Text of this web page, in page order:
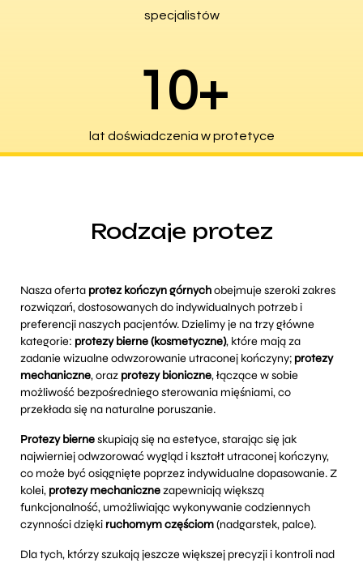
specjalistów
lat doświadczenia w protetyce
10+
Rodzaje protez
Nasza oferta protez kończyn górnychobejmuje szeroki zakres
rozwiązań, dostosowanych do indywidualnych potrzeb i
preferencji naszych pacjentów. Dzielimy je na trzy główne
kategorie: protezy bierne (kosmetyczne), które mają za
zadanie wizualne odwzorowanie utraconej kończyny; protezy
mechaniczne,oraz protezy bioniczne, łączące w sobie
możliwość bezpośredniego sterowania mięśniami, co
przekłada się na naturalne poruszanie.
Protezy bierneskupiają się na estetyce, starając się jak
najwierniej odwzorować wygląd i kształt utraconej kończyny,
co może być osiągnięte poprzez indywidualne dopasowanie. Z
kolei, protezy mechanicznezapewniają większą
funkcjonalność, umożliwiając wykonywanie codziennych
czynności dzięki ruchomym częściom(nadgarstek, palce).
Dla tych, którzy szukają jeszcze większej precyzji i kontroli nad